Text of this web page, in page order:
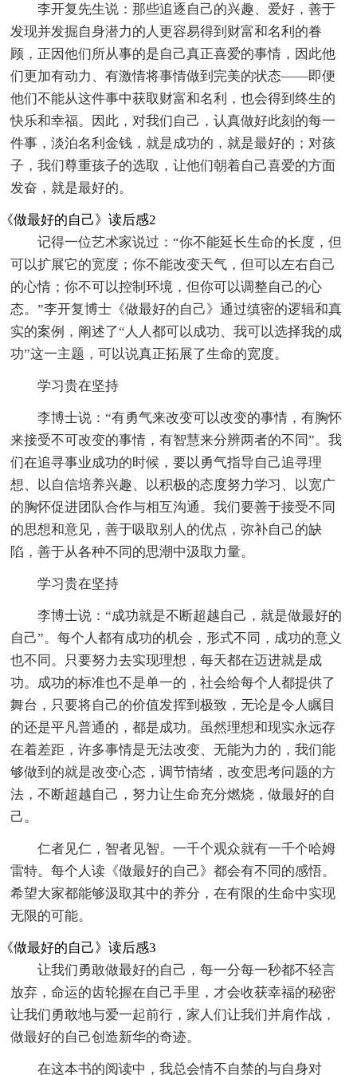
李开复先生说：那些追逐自己的兴趣、爱好，善于
发现并发掘自身潜力的人更容易得到财富和名利的眷
顾，正因他们所从事的是自己真正喜爱的事情，因此他
们更加有动力、有激情将事情做到完美的状态——即便
他们不能从这件事中获取财富和名利，也会得到终生的
快乐和幸福。因此，对我们自己，认真做好此刻的每一
件事，淡泊名利金钱，就是成功的，就是最好的；对孩
子，我们尊重孩子的选取，让他们朝着自己喜爱的方面
发奋，就是最好的。
《做最好的自己》读后感2
记得一位艺术家说过：“你不能延长生命的长度，但
可以扩展它的宽度；你不能改变天气，但可以左右自己
的心情；你不可以控制环境，但你可以调整自己的心
态。”李开复博士《做最好的自己》通过缜密的逻辑和真
实的案例，阐述了“人人都可以成功、我可以选择我的成
功”这一主题，可以说真正拓展了生命的宽度。
学习贵在坚持
李博士说：“有勇气来改变可以改变的事情，有胸怀
来接受不可改变的事情，有智慧来分辨两者的不同”。我
们在追寻事业成功的时候，要以勇气指导自己追寻理
想、以自信培养兴趣、以积极的态度努力学习、以宽广
的胸怀促进团队合作与相互沟通。我们要善于接受不同
的思想和意见，善于吸取别人的优点，弥补自己的缺
陷，善于从各种不同的思潮中汲取力量。
学习贵在坚持
李博士说：“成功就是不断超越自己，就是做最好的
自己”。每个人都有成功的机会，形式不同，成功的意义
也不同。只要努力去实现理想，每天都在迈进就是成
功。成功的标准也不是单一的，社会给每个人都提供了
舞台，只要将自己的价值发挥到极致，无论是令人瞩目
的还是平凡普通的，都是成功。虽然理想和现实永远存
在着差距，许多事情是无法改变、无能为力的，我们能
够做到的就是改变心态，调节情绪，改变思考问题的方
法，不断超越自己，努力让生命充分燃烧，做最好的自
己。
仁者见仁，智者见智。一千个观众就有一千个哈姆
雷特。每个人读《做最好的自己》都会有不同的感悟。
希望大家都能够汲取其中的养分，在有限的生命中实现
无限的可能。
《做最好的自己》读后感3
让我们勇敢做最好的自己，每一分每一秒都不轻言
放弃，命运的齿轮握在自己手里，才会收获幸福的秘密
让我们勇敢地与爱一起前行，家人们让我们并肩作战，
做最好的自己创造新华的奇迹。
在这本书的阅读中，我总会情不自禁的与自身对